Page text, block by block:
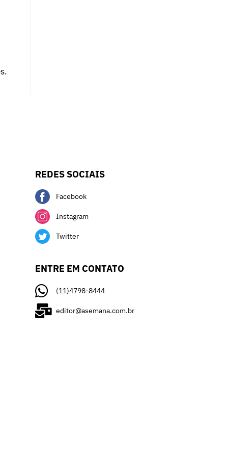
REDES SOCIAIS
Facebook
Instagram
Twitter
ENTRE EM CONTATO
(11)4798-8444
editor@asemana.com.br